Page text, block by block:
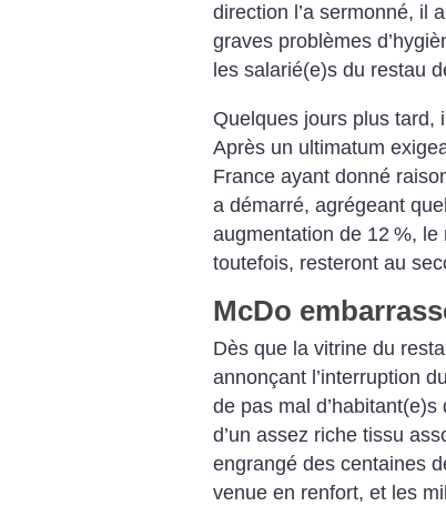
direction l’a sermonné, il
graves problèmes
les salarié(e)s du restau
Quelques jours plus tard,
Après un ultimatum
France ayant donné
a démarré, agrégeant
augmentation de 12 %, le
toutefois, resteront au
McDo
Dès que la vitrine du
annonçant l’interruption
de pas mal d’habitant(e)s
d’un assez riche tissu
engrangé des centaines
venue en renfort, et les